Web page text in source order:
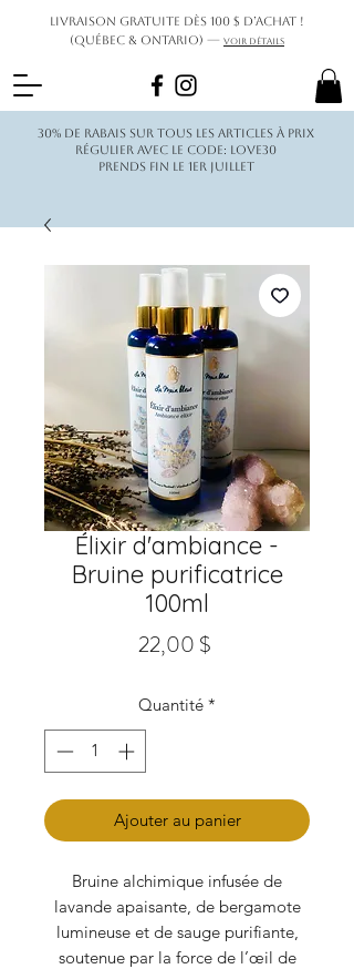
Livraison gratuite dès 100 $ d’achat !
(Québec & Ontario) — Voir détails
30% de rabais sur tous les articles à prix
régulier avec le code: love30
Prends fin le 1er juillet
Élixir d'ambiance -
Bruine purificatrice
100ml
22,00 $Prix
Quantité *
Ajouter au panier
Bruine alchimique infusée de
lavande apaisante, de bergamote
lumineuse et de sauge purifiante,
soutenue par la force de l’œil de